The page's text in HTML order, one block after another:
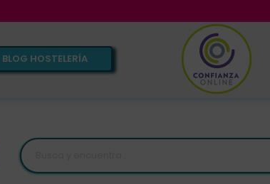
BLOG HOSTELERÍA